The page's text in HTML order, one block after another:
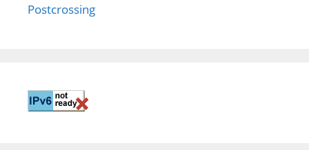
Postcrossing